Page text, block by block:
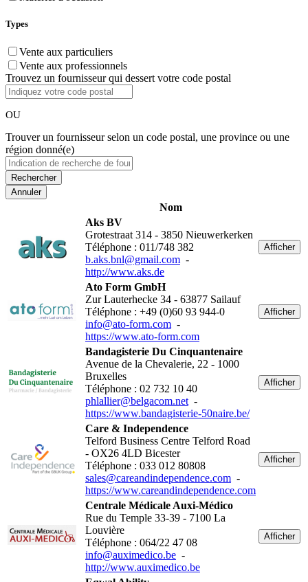
Types
Vente aux particuliers
Vente aux professionnels
Trouvez un fournisseur qui dessert votre code postal
OU
Trouver un fournisseur selon un code postal, une province ou une
région donné(e)
Annuler
Nom
Aks BV
Grotestraat 314 - 3850 Nieuwerkerken
Téléphone : 011/748 382
b.aks.bnl@gmail.com -
http://www.aks.de
Afficher
Ato Form GmbH
Zur Lauterhecke 34 - 63877 Sailauf
Téléphone : +49 (0)60 93 944-0
info@ato-form.com -
https://www.ato-form.com
Afficher
Bandagisterie Du Cinquantenaire
Avenue de la Chevalerie, 22 - 1000
Bruxelles
Téléphone : 02 732 10 40
phlallier@belgacom.net -
https://www.bandagisterie-50naire.be/
Afficher
Care & Independence
Telford Business Centre Telford Road
- OX26 4LD Bicester
Téléphone : 033 012 80808
sales@careandindependence.com -
https://www.careandindependence.com
Afficher
Centrale Médicale Auxi-Médico
Rue du Temple 33-39 - 7100 La
Louvière
Téléphone : 064/22 47 08
info@auximedico.be -
http://www.auximedico.be
Afficher